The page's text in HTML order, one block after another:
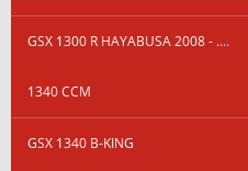
GSX 1300 R HAYABUSA 2008 - ....
1340 CCM
GSX 1340 B-KING